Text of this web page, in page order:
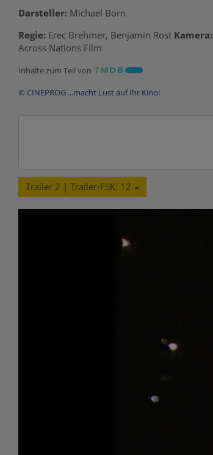
Darsteller: Michael Born
Regie: Erec Brehmer, Benjamin Rost Kamera:
Across Nations Film
Inhalte zum Teil von
© CINEPROG ...macht Lust auf Ihr Kino!
Trailer 2 | Trailer-FSK: 12